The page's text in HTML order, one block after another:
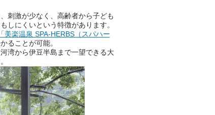
刺激が少なく、高齢者から子ども
しにくいという特徴があります。
「美楽温泉 SPA-HERBS（スパハー
ることが可能。
湾から伊豆半島まで一望できる大